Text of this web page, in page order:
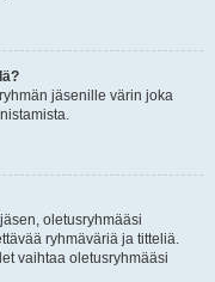
jäsenille värin joka
oletusryhmääsi
ryhmäväriä ja titteliä.
vaihtaa oletusryhmääsi